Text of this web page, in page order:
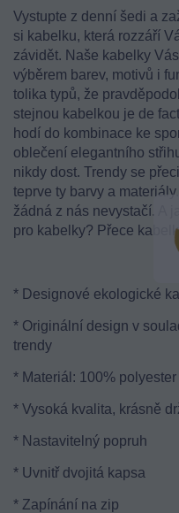
Vystupte z denní šedi a
si kabelku, která rozzáří
závidět. Naše kabelky
výběrem barev, motivů i
tolika typů, že
stejnou kabelkou je de
hodí do kombinace ke
oblečení elegantního
nikdy dost. Trendy se
teprve ty barvy a
žádná z nás nevystačí. A
pro kabelky? Přece
* Designové ekologické
* Originální design v
trendy
* Materiál: 100% polyester
* Vysoká kvalita, krásně
* Nastavitelný popruh
* Uvnitř dvojitá kapsa
* Zapínání na zip